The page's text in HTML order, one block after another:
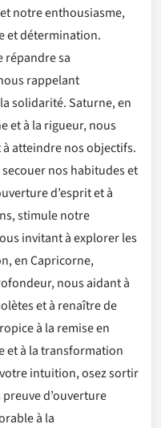
notre enthousiasme,
et détermination.
répandre sa
rappelant
solidarité. Saturne, en
et à la rigueur, nous
atteindre nos objectifs.
nos habitudes et
d’esprit et à
stimule notre
invitant à explorer les
en Capricorne,
nous aidant à
et à renaître de
à la remise en
et à la transformation
intuition, osez sortir
d’ouverture
à la